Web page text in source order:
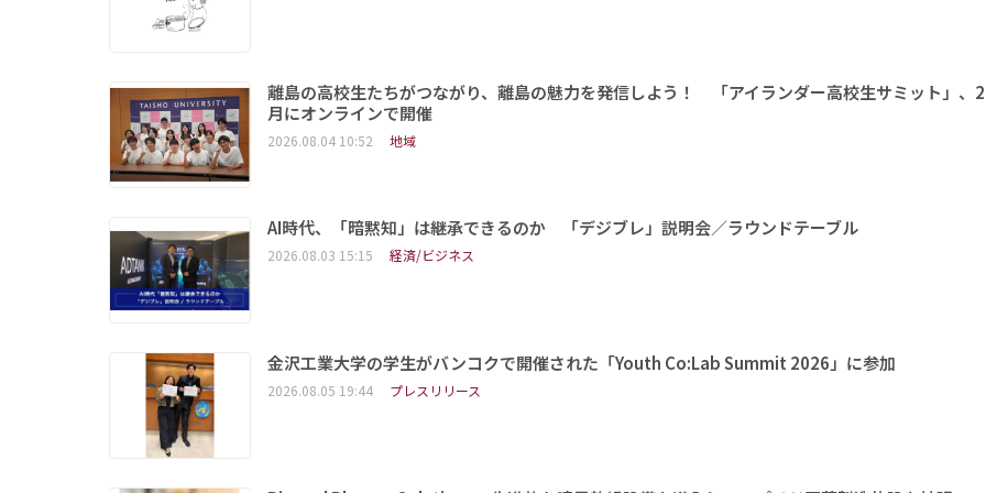
離島の高校生たちがつながり、離島の魅力を発信しよう！ 「アイランダー高校生サミット」、
月にオンラインで開催
2026.08.04 10:52 地域
AI時代、「暗黙知」は継承できるのか 「デジブレ」説明会／ラウンドテーブル
2026.08.03 15:15 経済/ビジネス
金沢工業大学の学生がバンコクで開催された「Youth Co:Lab Summit 2026」に参加
2026.08.05 19:44 プレスリリース